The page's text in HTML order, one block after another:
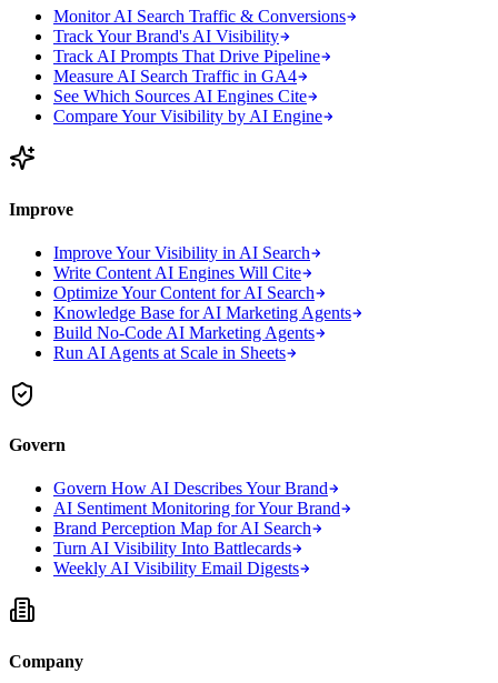
Monitor AI Search Traffic & Conversions
Track Your Brand's AI Visibility
Track AI Prompts That Drive Pipeline
Measure AI Search Traffic in GA4
See Which Sources AI Engines Cite
Compare Your Visibility by AI Engine
Improve
Improve Your Visibility in AI Search
Write Content AI Engines Will Cite
Optimize Your Content for AI Search
Knowledge Base for AI Marketing Agents
Build No-Code AI Marketing Agents
Run AI Agents at Scale in Sheets
Govern
Govern How AI Describes Your Brand
AI Sentiment Monitoring for Your Brand
Brand Perception Map for AI Search
Turn AI Visibility Into Battlecards
Weekly AI Visibility Email Digests
Company